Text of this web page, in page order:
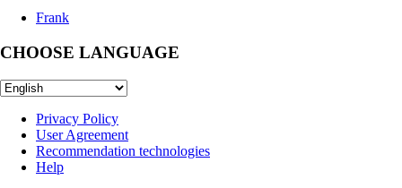
Frank
CHOOSE LANGUAGE
Privacy Policy
User Agreement
Recommendation technologies
Help